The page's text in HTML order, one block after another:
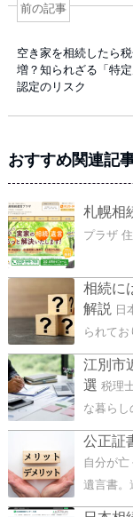
前の記事
空き家を相続したら
増？知られざる「特定
認定のリスク
おすすめ関連記
札幌相
プラザ
相続に
解説
日
られて
江別市
選 税理
な暮ら
公正証
自分が
遺言書